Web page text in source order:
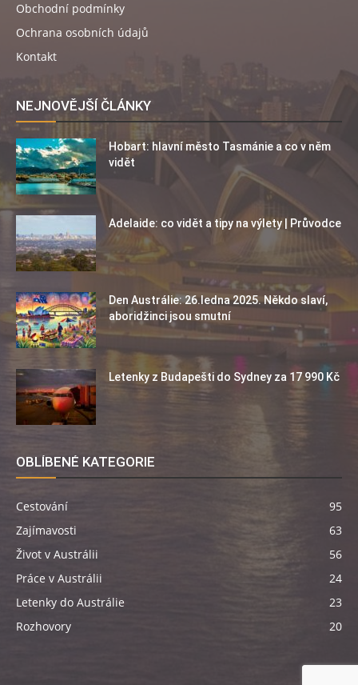
Obchodní podmínky
Ochrana osobních údajů
Kontakt
NEJNOVĚJŠÍ ČLÁNKY
Hobart: hlavní město Tasmánie a co v něm
vidět
Adelaide: co vidět a tipy na výlety | Průvodce
Den Austrálie: 26.ledna 2025. Někdo slaví,
aboridžinci jsou smutní
Letenky z Budapešti do Sydney za 17 990 Kč
OBLÍBENÉ KATEGORIE
Cestování
95
Zajímavosti
63
Život v Austrálii
56
Práce v Austrálii
24
Letenky do Austrálie
23
Rozhovory
20